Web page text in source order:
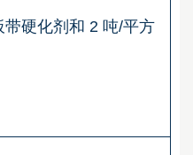
硬化剂和 2 吨/平方